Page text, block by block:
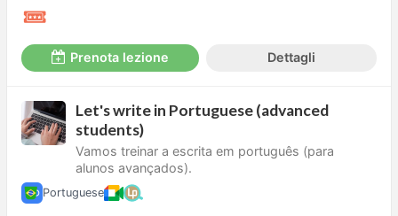
Prenota lezione Dettagli
Let's write in Portuguese (advanced
students)
Vamos treinar a escrita em português (para
alunos avançados).
Portuguese